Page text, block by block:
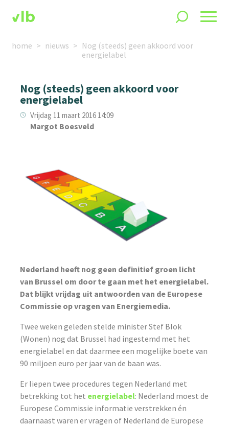
home nieuws
Nog (steeds) geen akkoord voor
energielabel
Nog (steeds) geen akkoord voor
energielabel
Vrijdag 11 maart 2016 14:09
Margot Boesveld
Nederland heeft nog geen definitief groen licht
van Brussel om door te gaan met het energielabel.
Dat blijkt vrijdag uit antwoorden van de Europese
Commissie op vragen van Energiemedia.
Twee weken geleden stelde minister Stef Blok
(Wonen) nog dat Brussel had ingestemd met het
energielabel en dat daarmee een mogelijke boete van
90 miljoen euro per jaar van de baan was.
Er liepen twee procedures tegen Nederland met
betrekking tot het energielabel: Nederland moest de
Europese Commissie informatie verstrekken én
daarnaast waren er vragen of Nederland de Europese